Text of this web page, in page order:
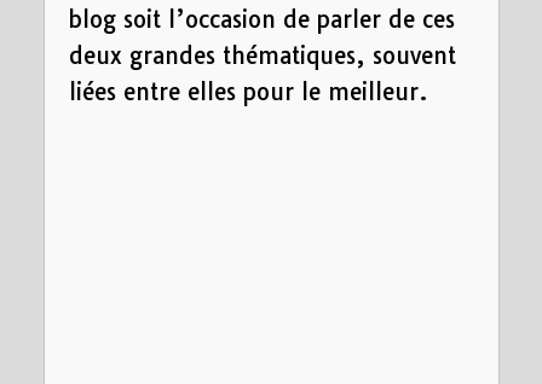
blog soit l’occasion de parler de ces
deux grandes thématiques, souvent
liées entre elles pour le meilleur.